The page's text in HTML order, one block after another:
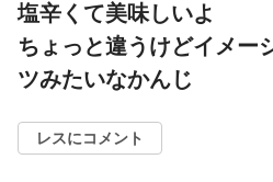
塩辛くて美味しいよ
ちょっと違うけどイメー
ツみたいなかんじ
レスにコメント